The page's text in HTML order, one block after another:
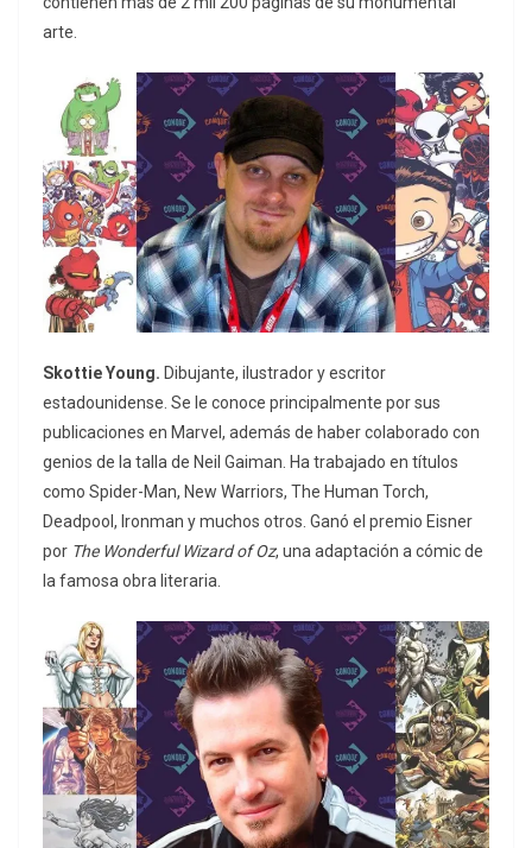
arte.
Skottie Young. Dibujante, ilustrador y escritor
estadounidense. Se le conoce principalmente por sus
publicaciones en Marvel, además de haber colaborado con
genios de la talla de Neil Gaiman. Ha trabajado en títulos
como Spider-Man, New Warriors, The Human Torch,
Deadpool, Ironman y muchos otros. Ganó el premio Eisner
por The Wonderful Wizard of Oz, una adaptación a cómic de
la famosa obra literaria.